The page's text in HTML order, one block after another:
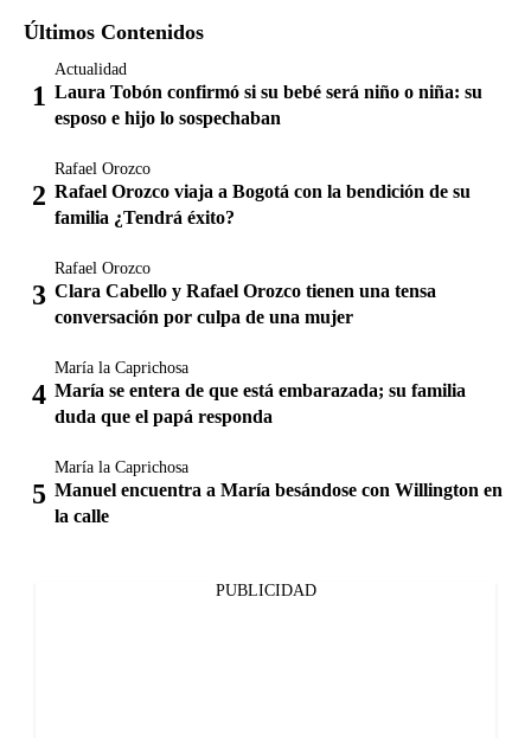
Últimos Contenidos
Actualidad
Laura Tobón confirmó si su bebé será niño o niña: su
esposo e hijo lo sospechaban
Rafael Orozco
Rafael Orozco viaja a Bogotá con la bendición de su
familia ¿Tendrá éxito?
Rafael Orozco
Clara Cabello y Rafael Orozco tienen una tensa
conversación por culpa de una mujer
María la Caprichosa
María se entera de que está embarazada; su familia
duda que el papá responda
María la Caprichosa
Manuel encuentra a María besándose con Willington en
la calle
PUBLICIDAD